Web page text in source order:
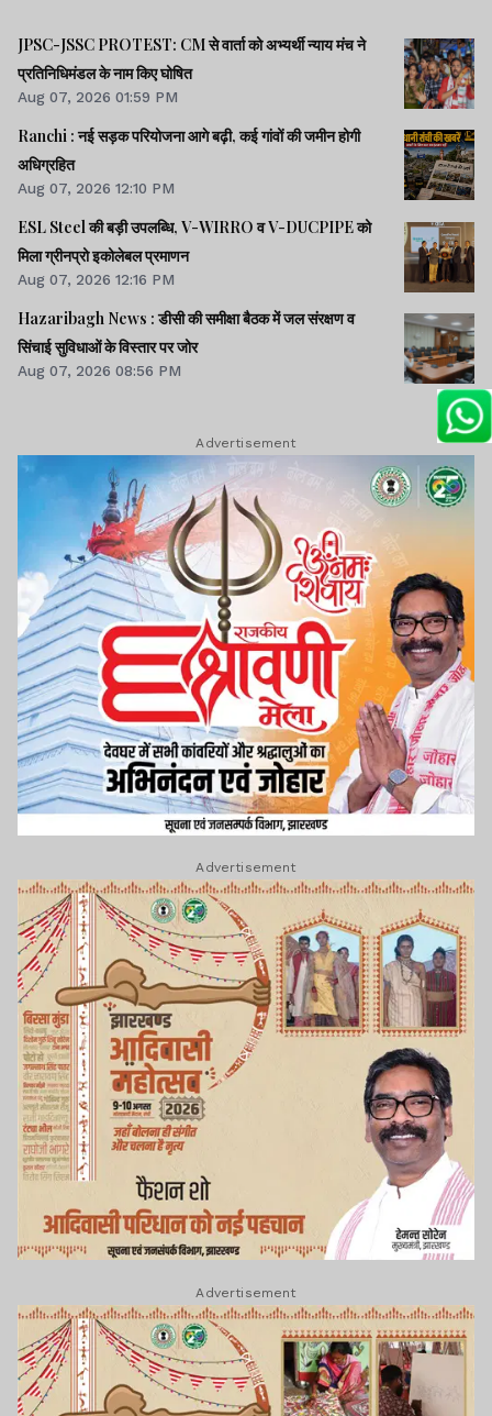
JPSC-JSSC PROTEST: CM से वार्ता को अभ्यर्थी न्याय मंच ने
प्रतिनिधिमंडल के नाम किए घोषित
Aug 07, 2026 01:59 PM
Ranchi : नई सड़क परियोजना आगे बढ़ी, कई गांवों की जमीन होगी
अधिग्रहित
Aug 07, 2026 12:10 PM
ESL Steel की बड़ी उपलब्धि, V-WIRRO व V-DUCPIPE को
मिला ग्रीनप्रो इकोलेबल प्रमाणन
Aug 07, 2026 12:16 PM
Hazaribagh News : डीसी की समीक्षा बैठक में जल संरक्षण व
सिंचाई सुविधाओं के विस्तार पर जोर
Aug 07, 2026 08:56 PM
Advertisement
Advertisement
Advertisement